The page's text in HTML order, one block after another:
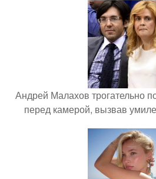
Андрей Малахов трогательно
перед камерой, вызвав